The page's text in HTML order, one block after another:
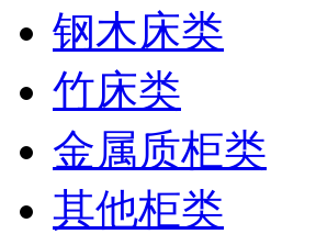
钢木床类
竹床类
金属质柜类
其他柜类